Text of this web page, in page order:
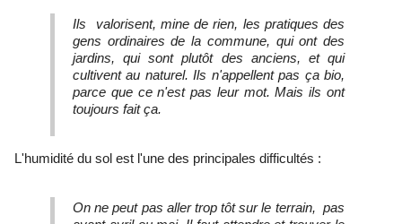
Ils valorisent, mine de rien, les pratiques des
gens ordinaires de la commune, qui ont des
jardins, qui sont plutôt des anciens, et qui
cultivent au naturel. Ils n'appellent pas ça bio,
parce que ce n'est pas leur mot. Mais ils ont
toujours fait ça.
L'humidité du sol est l'une des principales difficultés :
On ne peut pas aller trop tôt sur le terrain, pas